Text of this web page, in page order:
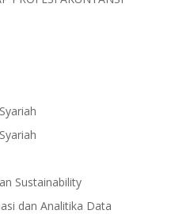
Sustainability
dan Analitika Data